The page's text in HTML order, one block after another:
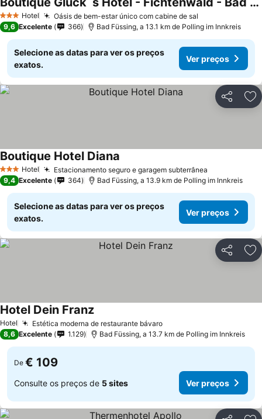
3 EstrelasHotel Oásis de bem-estar único com cabine de sal
9,6 Excelente 366 Bad Füssing, a 13.1 km de Polling im Innkreis
Selecione as datas para ver os preços
exatos.
Ver preços
Partilhar
3 EstrelasHotel Estacionamento seguro e garagem subterrânea
Boutique Hotel Diana
9,4 Excelente 364 Bad Füssing, a 13.9 km de Polling im Innkreis
Selecione as datas para ver os preços
exatos.
Ver preços
Partilhar
Hotel Estética moderna de restaurante bávaro
Hotel Dein Franz
8,6 Excelente 1.129 Bad Füssing, a 13.7 km de Polling im Innkreis
De € 109
Consulte os preços de 5 sites Ver preços